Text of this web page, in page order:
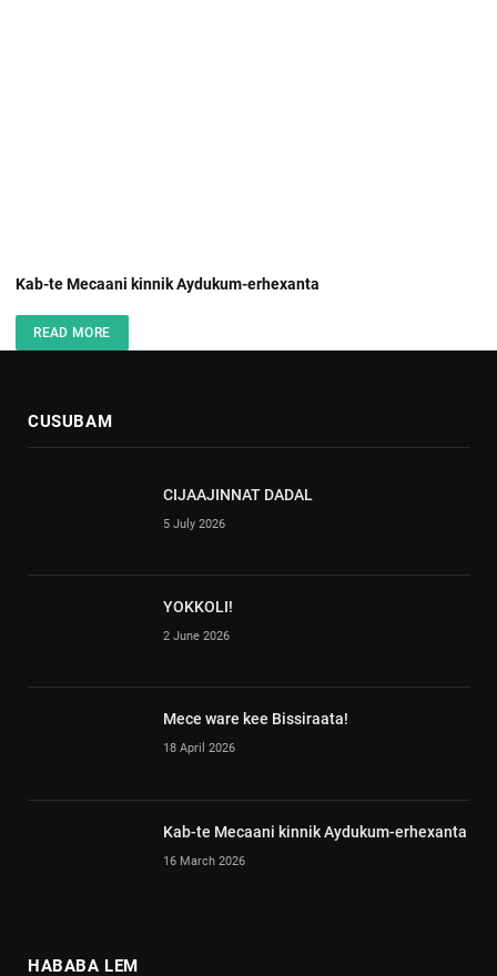
Kab-te Mecaani kinnik Aydukum-erhexanta
READ MORE
CUSUBAM
CIJAAJINNAT DADAL
5 July 2026
YOKKOLI!
2 June 2026
Mece ware kee Bissiraata!
18 April 2026
Kab-te Mecaani kinnik Aydukum-erhexanta
16 March 2026
HABABA LEM